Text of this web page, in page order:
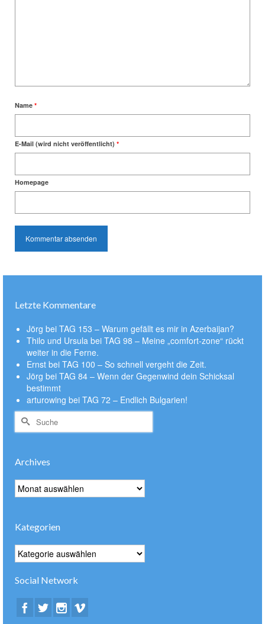
Name *
E-Mail (wird nicht veröffentlicht) *
Homepage
Letzte Kommentare
Jörg bei TAG 153 – Warum gefällt es mir in Azerbaijan?
Thilo und Ursula bei TAG 98 – Meine „comfort-zone“ rückt
weiter in die Ferne.
Ernst bei TAG 100 – So schnell vergeht die Zeit.
Jörg bei TAG 84 – Wenn der Gegenwind dein Schicksal
bestimmt
arturowing bei TAG 72 – Endlich Bulgarien!
Suche
nach:
Archives
Archives
Kategorien
Kategorien
Social Network